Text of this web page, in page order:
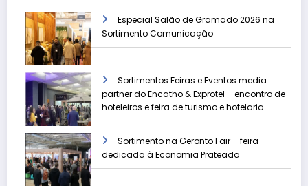
Especial Salão de Gramado 2026 na
Sortimento Comunicação
Sortimentos Feiras e Eventos media
partner do Encatho & Exprotel – encontro de
hoteleiros e feira de turismo e hotelaria
Sortimento na Geronto Fair – feira
dedicada à Economia Prateada